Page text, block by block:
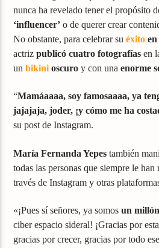
nunca ha revelado tener el propósito
‘influencer’o de querer crear
No obstante, para celebrar suéxito
actriz publicó cuatro fotografías en
unbikini oscuroy con unaenorme
“Mamáaaaa, soy famosaaaa, ya
jajajaja, joder, ¡y cómo me ha
su post de Instagram.
María Fernanda Yepestambién
todas las personas que siempre le han
través de Instagram y otras
«¡Pues sí señores, ya somosun
ciber espacio sideral! ¡Gracias por
gracias por crecer, gracias por todo